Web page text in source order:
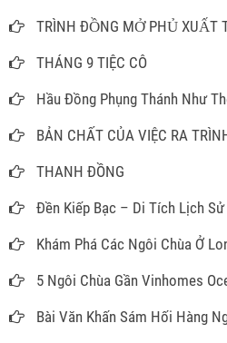
TRÌNH ĐỒNG MỞ PHỦ XUẤT
THÁNG 9 TIỆC CÔ
Hầu Đồng Phụng Thánh Như
BẢN CHẤT CỦA VIỆC RA
THANH ĐỒNG
Đền Kiếp Bạc – Di Tích Lịch
Khám Phá Các Ngôi Chùa Ở
5 Ngôi Chùa Gần Vinhomes
Bài Văn Khấn Sám Hối Hàng